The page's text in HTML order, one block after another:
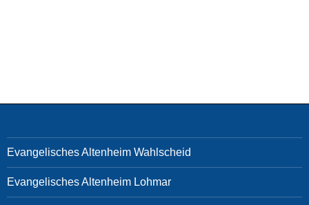
Evangelisches Altenheim Wahlscheid
Evangelisches Altenheim Lohmar